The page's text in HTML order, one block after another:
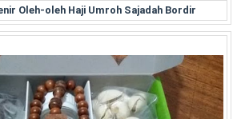
Oleh-oleh Haji Umroh Sajadah Bordir